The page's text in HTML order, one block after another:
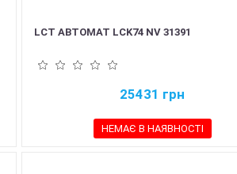
LCT АВТОМАТ LCK74 NV 31391
25431 грн
НЕМАЄ В НАЯВНОСТІ